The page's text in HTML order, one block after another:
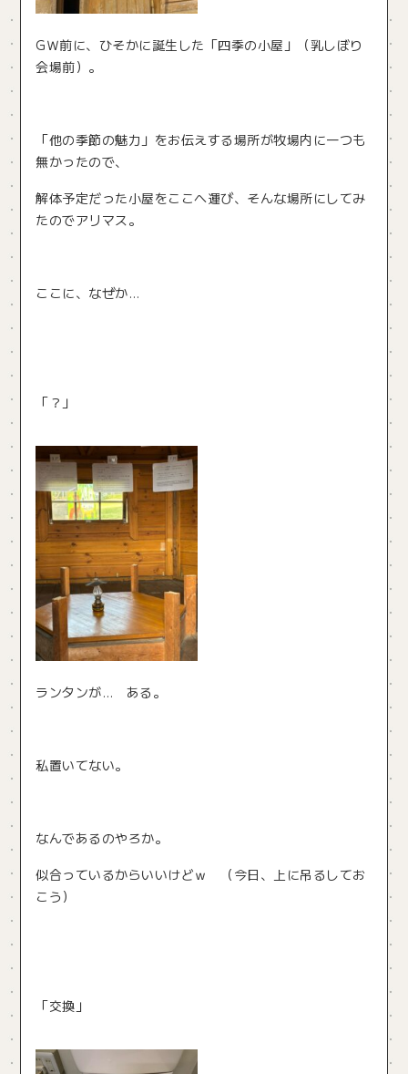
GＷ前に、ひそかに誕生した「四季の小屋」（乳しぼり
会場前）。
「他の季節の魅力」をお伝えする場所が牧場内に一つも
無かったので、
解体予定だった小屋をここへ運び、そんな場所にしてみ
たのでアリマス。
ここに、なぜか…
「？」
ランタンが… ある。
私置いてない。
なんであるのやろか。
似合っているからいいけどｗ （今日、上に吊るしてお
こう）
「交換」